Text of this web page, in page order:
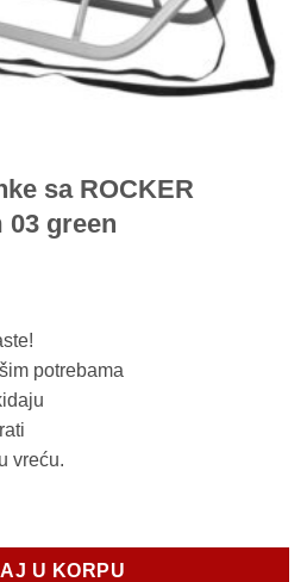
sa ROCKER
green
potrebama
vreću.
zimskom vrećom 03 green
U KORPU